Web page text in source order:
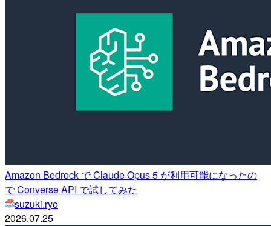
Amazon Bedrock で Claude Opus 5 が利用可能になったの
で Converse API で試してみた
suzuki.ryo
2026.07.25